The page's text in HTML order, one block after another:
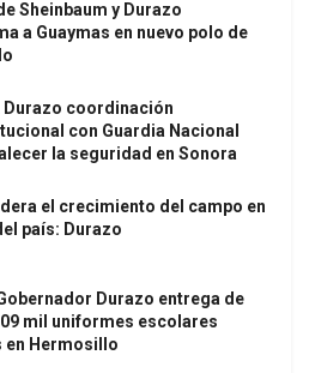
Sheinbaum y Durazo
a Guaymas en nuevo polo de
Durazo coordinación
con Guardia Nacional
la seguridad en Sonora
el crecimiento del campo en
país: Durazo
Durazo entrega de
mil uniformes escolares
en Hermosillo